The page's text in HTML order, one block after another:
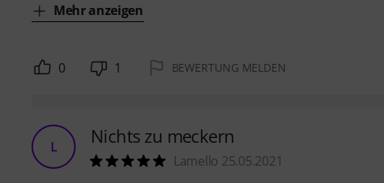
Mehr anzeigen
0 1 BEWERTUNG MELDEN
L Nichts zu meckern
Lamello 25.05.2021